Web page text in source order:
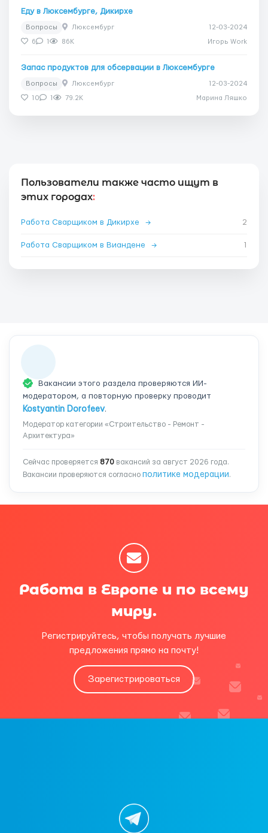
Еду в Люксембурге, Дикирхе
Вопросы Люксембург 12-03-2024
6 1 86K Игорь Work
Запас продуктов для обсервации в Люксембурге
Вопросы Люксембург 12-03-2024
10 1 79.2K Марина Ляшко
Пользователи также часто ищут в
этих городах:
Работа Сварщиком в Дикирхе → 2
Работа Сварщиком в Виандене → 1
Вакансии этого раздела проверяются ИИ-
модератором, а повторную проверку проводит
Kostyantin Dorofeev.
Модератор категории «Строительство - Ремонт -
Архитектура»
Сейчас проверяется 870 вакансий за август 2026 года.
Вакансии проверяются согласно политике модерации.
Работа в Европе и по всему
миру.
Регистрируйтесь, чтобы получать лучшие
предложения прямо на почту!
Зарегистрироваться